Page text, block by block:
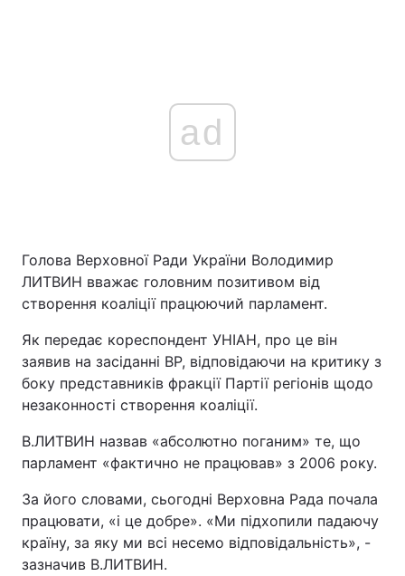
ad
Голова Верховної Ради України Володимир
ЛИТВИН вважає головним позитивом від
створення коаліції працюючий парламент.
Як передає кореспондент УНІАН, про це він
заявив на засіданні ВР, відповідаючи на критику з
боку представників фракції Партії регіонів щодо
незаконності створення коаліції.
В.ЛИТВИН назвав «абсолютно поганим» те, що
парламент «фактично не працював» з 2006 року.
За його словами, сьогодні Верховна Рада почала
працювати, «і це добре». «Ми підхопили падаючу
країну, за яку ми всі несемо відповідальність», -
зазначив В.ЛИТВИН.